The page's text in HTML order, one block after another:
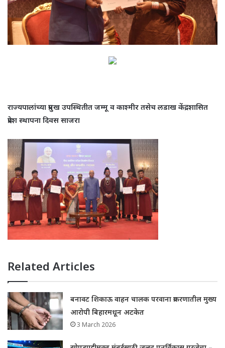
राज्यपालांच्या प्रमुख उपस्थितीत जम्मू व काश्मीर तसेच लडाख केंद्रशासित
प्रदेश स्थापना दिवस साजरा
Related Articles
बनावट शिकाऊ वाहन चालक परवाना प्रकरणातील मुख्य
आरोपी बिहारमधून अटकेत
3 March 2026